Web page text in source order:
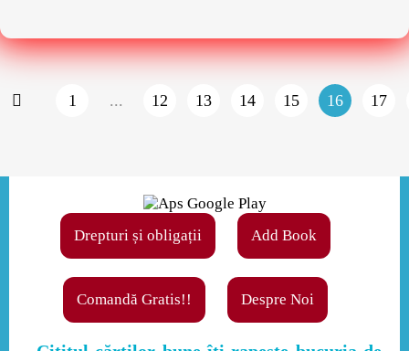
1 ... 12 13 14 15 16 17
Drepturi și obligații Add Book
Comandă Gratis!! Despre Noi